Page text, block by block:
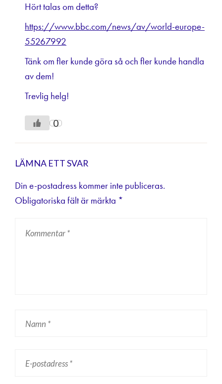
Hört talas om detta?
https://www.bbc.com/news/av/world-europe-
55267992
Tänk om fler kunde göra så och fler kunde handla
av dem!
Trevlig helg!
0
LÄMNA ETT SVAR
Din e-postadress kommer inte publiceras.
Obligatoriska fält är märkta *